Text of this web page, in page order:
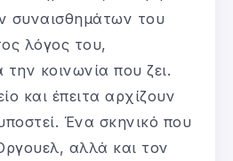
συναισθημάτων του
λόγος του,
την κοινωνία που ζει.
και έπειτα αρχίζουν
Ένα σκηνικό που
αλλά και τον